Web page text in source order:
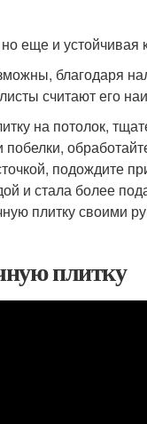
еще и
благодаря
считают его
на потолок,
подождите
и стала более
плитку своими
плитку